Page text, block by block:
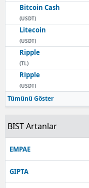
Bitcoin Cash
(USDT)
Litecoin
(USDT)
Ripple
(TL)
Ripple
(USDT)
Tümünü Göster
BIST Artanlar
EMPAE
GIPTA